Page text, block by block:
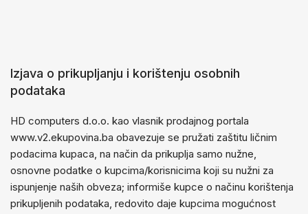
Izjava o prikupljanju i korištenju osobnih
podataka
HD computers d.o.o. kao vlasnik prodajnog portala
www.v2.ekupovina.ba obavezuje se pružati zaštitu ličnim
podacima kupaca, na način da prikuplja samo nužne,
osnovne podatke o kupcima/korisnicima koji su nužni za
ispunjenje naših obveza; informiše kupce o načinu korištenja
prikupljenih podataka, redovito daje kupcima mogućnost